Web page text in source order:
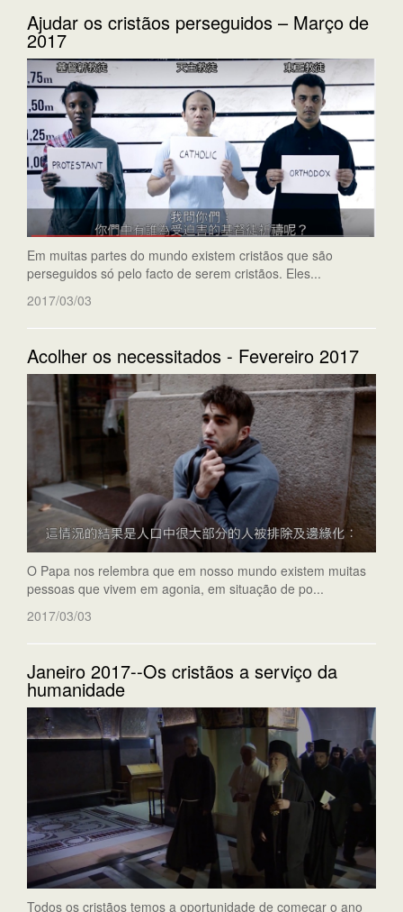
Ajudar os cristãos perseguidos – Março de
2017
Em muitas partes do mundo existem cristãos que são
perseguidos só pelo facto de serem cristãos. Eles...
2017/03/03
Acolher os necessitados - Fevereiro 2017
O Papa nos relembra que em nosso mundo existem muitas
pessoas que vivem em agonia, em situação de po...
2017/03/03
Janeiro 2017--Os cristãos a serviço da
humanidade
Todos os cristãos temos a oportunidade de começar o ano